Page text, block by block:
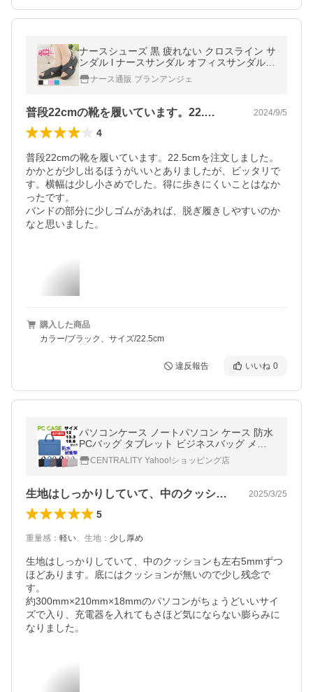
ナースシューズ 黒 疲れない クロスライン サ
ンダル l ナースサンダル オフィスサンダル
ブランアンジェ 送料無料 超速便
ナース通販 ブランアンジェ
普段22cmの靴を履いています。22.… 2024/9/5
4
普段22cmの靴を履いています。22.5cmを注文しました。
かかとが少し出るほうがいいとありましたが、ビッタリで
す。横幅は少し小さめでした。得に歩きにくいことはなか
ったです。
バンドの部分に少しゴムがあれば、脱ぎ履きしやすいのか
なと思いました。
購入した商品
カラー/ブラック、サイズ/22.5cm
違反報告 いいね 0
パソコンケース ノートパソコン ケース 防水
PCバッグ タブレット ビジネスバッグ メン
ズ レディース PCケース A4 11 12 13 13.3 1
4 15 15.6 インチ
CENTRALITY Yahoo!ショッピング店
生地はしっかりしていて、中のクッション… 2025/3/25
5
重量感 ： 軽い、 生地 ： 少し厚め
生地はしっかりしていて、中のクッションも左右5mmずつ
ほどあります。底にはクッションが無いので少し残念で
す。
約300mm×210mm×18mmのパソコンがちょうどいいサイ
ズで入り、充電器を入れてもさほど気にならない膨らみに
なりました。